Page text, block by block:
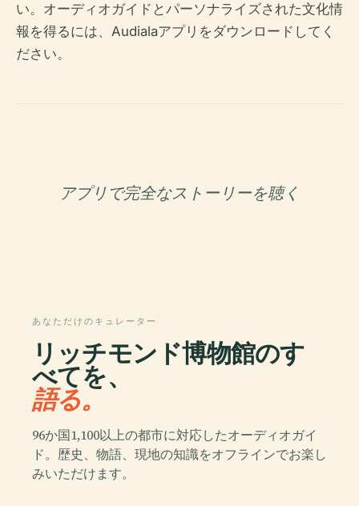
い。オーディオガイドとパーソナライズされた文化情
報を得るには、Audialaアプリをダウンロードしてく
ださい。
アプリで完全なストーリーを聴く
あなただけのキュレーター
リッチモンド博物館のす
べてを、
語る。
96か国1,100以上の都市に対応したオーディオガイ
ド。歴史、物語、現地の知識をオフラインでお楽し
みいただけます。